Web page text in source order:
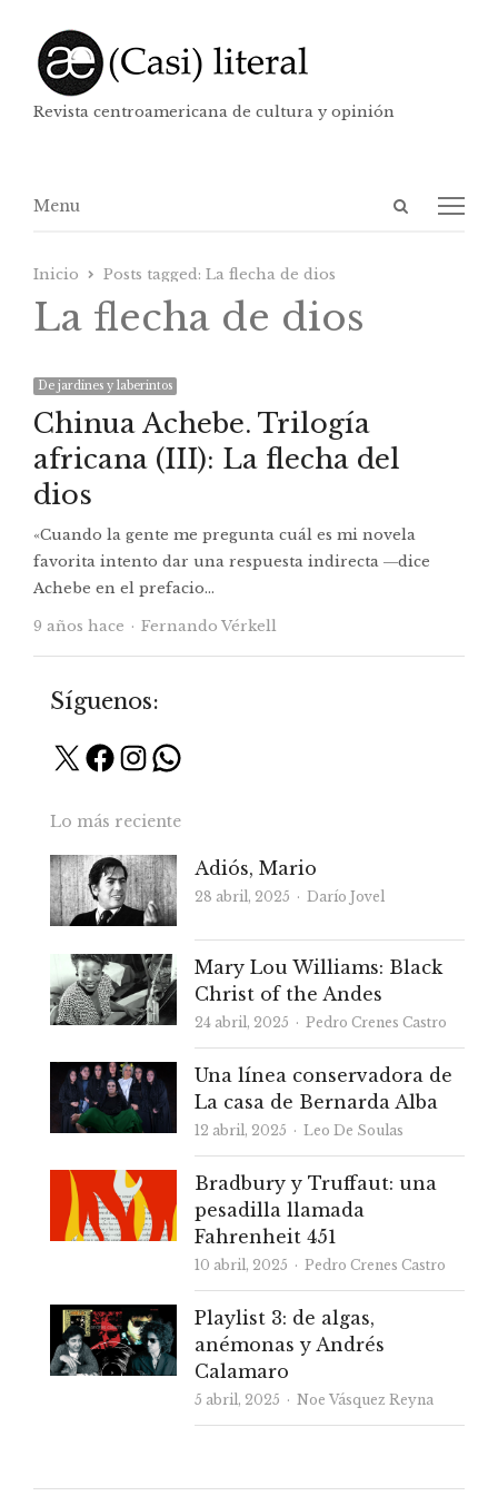
Revista centroamericana de cultura y opinión
Abrir
Menú
Menu
Inicio Posts tagged: La flecha de dios
La flecha de dios
De jardines y laberintos
Chinua Achebe. Trilogía
africana (III): La flecha del
dios
«Cuando la gente me pregunta cuál es mi novela
favorita intento dar una respuesta indirecta ―dice
Achebe en el prefacio…
9 años hace
Autor
Fernando Vérkell
Síguenos:
X Facebook
Instagram
WhatsApp
Lo más reciente
Adiós, Mario
28 abril, 2025 Autor
Darío Jovel
Mary Lou Williams: Black
Christ of the Andes
24 abril, 2025 Autor
Pedro Crenes Castro
Una línea conservadora de
La casa de Bernarda Alba
12 abril, 2025 Autor
Leo De Soulas
Bradbury y Truffaut: una
pesadilla llamada
Fahrenheit 451
10 abril, 2025 Autor
Pedro Crenes Castro
Playlist 3: de algas,
anémonas y Andrés
Calamaro
5 abril, 2025 Autor
Noe Vásquez Reyna